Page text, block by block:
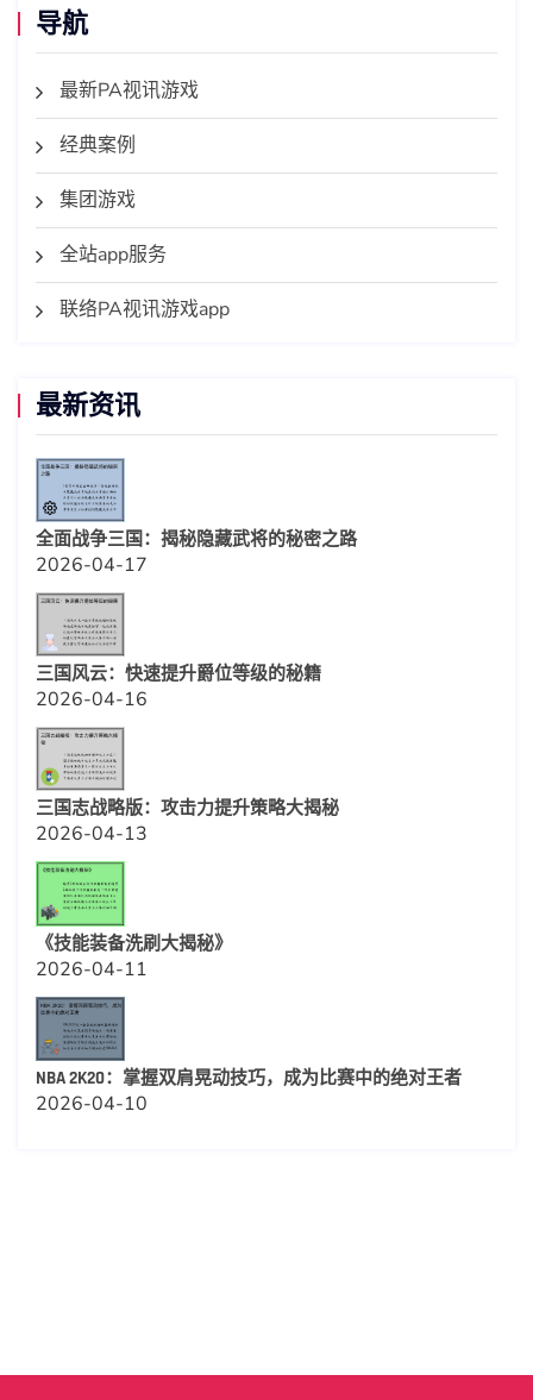
导航
最新PA视讯游戏
经典案例
集团游戏
全站app服务
联络PA视讯游戏app
最新资讯
全面战争三国：揭秘隐藏武将的秘密之路
2026-04-17
三国风云：快速提升爵位等级的秘籍
2026-04-16
三国志战略版：攻击力提升策略大揭秘
2026-04-13
《技能装备洗刷大揭秘》
2026-04-11
NBA 2K20：掌握双肩晃动技巧，成为比赛中的绝对王者
2026-04-10